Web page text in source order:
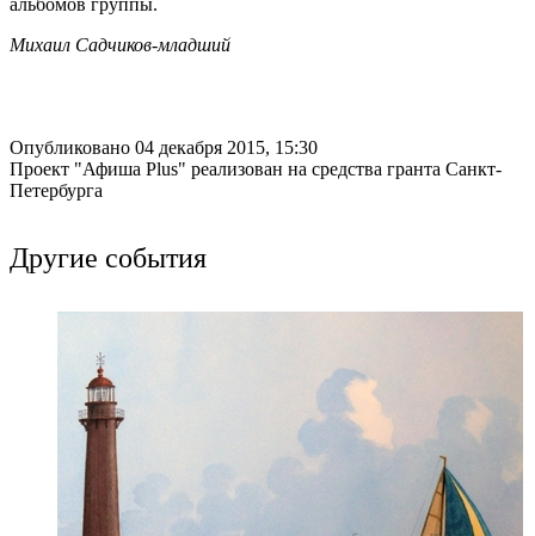
Михаил Садчиков-младший
Опубликовано 04 декабря 2015, 15:30
Проект "Афиша Plus" реализован на средства гранта Санкт-
Петербурга
Другие события